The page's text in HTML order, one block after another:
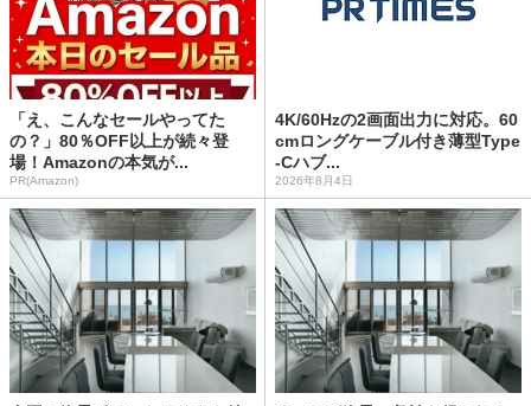
「え、こんなセールやってた
の？」80％OFF以上が続々登
場！Amazonの本気が...
PR(Amazon)
4K/60Hzの2画面出力に対応。60
cmロングケーブル付き薄型Type
-Cハブ...
2026年8月4日